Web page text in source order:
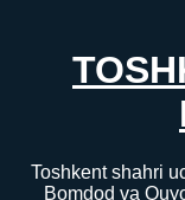
Toshkent shahri
Bomdod va